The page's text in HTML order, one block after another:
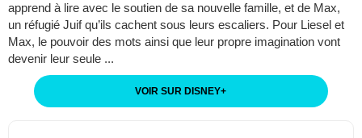
apprend à lire avec le soutien de sa nouvelle famille, et de Max,
un réfugié Juif qu’ils cachent sous leurs escaliers. Pour Liesel et
Max, le pouvoir des mots ainsi que leur propre imagination vont
devenir leur seule ...
VOIR SUR DISNEY+